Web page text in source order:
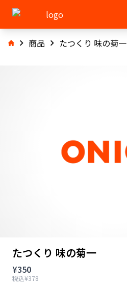
商品 たつくり 味の菊一
たつくり 味の菊一
¥350
税込¥378